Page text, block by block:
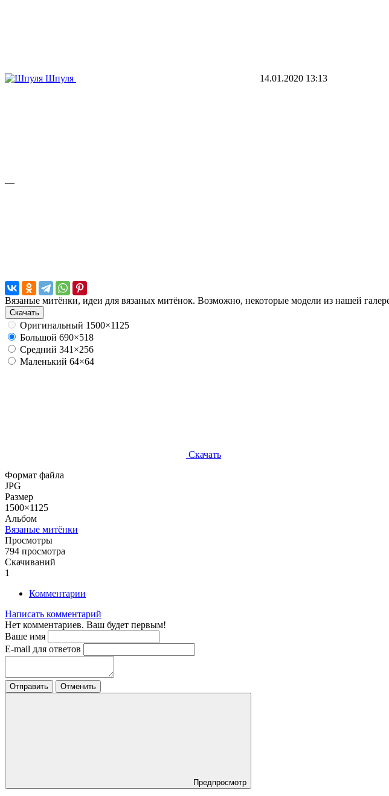
Шпуля 14.01.2020 13:13
—
Вязаные митёнки, идеи для вязаных митёнок. Возможно, некоторые модели из нашей
Скачать
Оригинальный 1500×1125
Большой 690×518
Средний 341×256
Маленький 64×64
Скачать
Формат файла
JPG
Размер
1500×1125
Альбом
Вязаные митёнки
Просмотры
794 просмотра
Скачиваний
1
Комментарии
Написать комментарий
Нет комментариев. Ваш будет первым!
Ваше имя
E-mail для ответов
Отправить Отменить
Предпросмотр